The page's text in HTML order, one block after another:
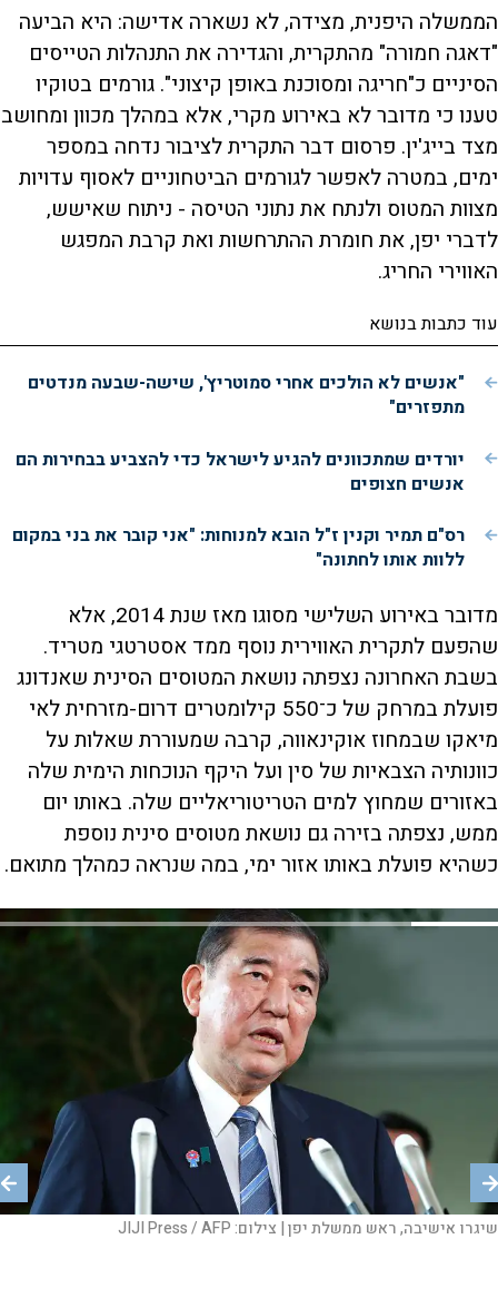
הממשלה היפנית, מצידה, לא נשארה אדישה: היא הביעה
"דאגה חמורה" מהתקרית, והגדירה את התנהלות הטייסים
הסיניים כ"חריגה ומסוכנת באופן קיצוני". גורמים בטוקיו
טענו כי מדובר לא באירוע מקרי, אלא במהלך מכוון ומחושב
מצד בייג'ין. פרסום דבר התקרית לציבור נדחה במספר
ימים, במטרה לאפשר לגורמים הביטחוניים לאסוף עדויות
מצוות המטוס ולנתח את נתוני הטיסה - ניתוח שאישש,
לדברי יפן, את חומרת ההתרחשות ואת קרבת המפגש
האווירי החריג.
עוד כתבות בנושא
"אנשים לא הולכים אחרי סמוטריץ', שישה-שבעה מנדטים
מתפזרים"
יורדים שמתכוונים להגיע לישראל כדי להצביע בבחירות הם
אנשים חצופים
רס"ם תמיר וקנין ז"ל הובא למנוחות: "אני קובר את בני במקום
ללוות אותו לחתונה"
מדובר באירוע השלישי מסוגו מאז שנת 2014, אלא
שהפעם לתקרית האווירית נוסף ממד אסטרטגי מטריד.
בשבת האחרונה נצפתה נושאת המטוסים הסינית שאנדונג
פועלת במרחק של כ־550 קילומטרים דרום-מזרחית לאי
מיאקו שבמחוז אוקינאווה, קרבה שמעוררת שאלות על
כוונותיה הצבאיות של סין ועל היקף הנוכחות הימית שלה
באזורים שמחוץ למים הטריטוריאליים שלה. באותו יום
ממש, נצפתה בזירה גם נושאת מטוסים סינית נוספת
כשהיא פועלת באותו אזור ימי, במה שנראה כמהלך מתואם.
צבא יפן | צילום:JIJI Press / AFP טוקיו. | צילום:EPA
שיגרו אישיבה, ראש ממשלת יפן | צילום:JIJI Press / AFP